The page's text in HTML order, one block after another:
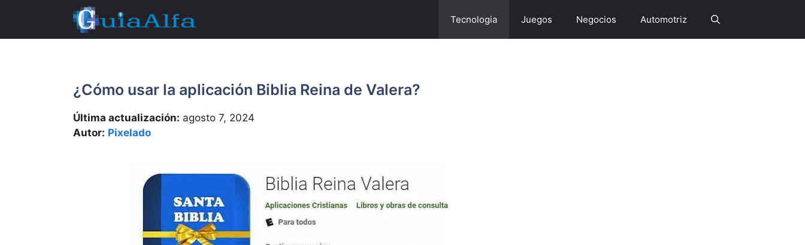
contenido
Tecnologia Juegos Negocios Automotriz
¿Cómo usar la aplicación Biblia Reina de Valera?
Última actualización: agosto 7, 2024
Autor: Pixelado